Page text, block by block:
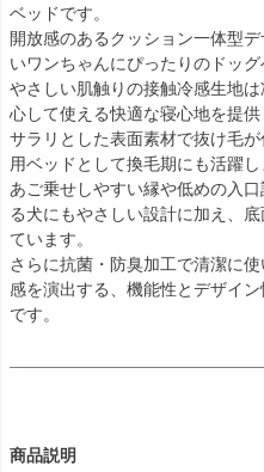
ベッドです。
開放感のあるクッション一体型
いワンちゃんにぴったりのドッグ
やさしい肌触りの接触冷感生地
心して使える快適な寝心地を提供
サラリとした表面素材で抜け毛
用ベッドとして換毛期にも活躍し
あご乗せしやすい縁や低めの入
る犬にもやさしい設計に加え、
ています。
さらに抗菌・防臭加工で清潔に
感を演出する、機能性とデザイ
です。
商品説明